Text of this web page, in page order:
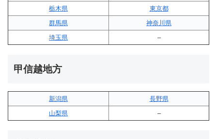
栃木県
東京都
群馬県
神奈川県
埼玉県
–
甲信越地方
新潟県
長野県
山梨県
–